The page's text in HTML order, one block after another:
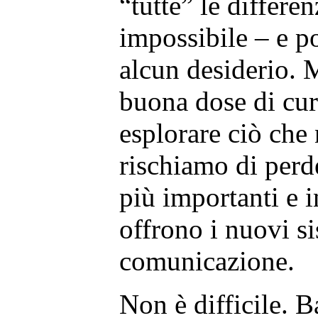
impossibile – e
alcun desiderio.
buona dose di
esplorare ciò
rischiamo di
più importanti e
offrono i nuovi
comunicazione.
Non è difficile.